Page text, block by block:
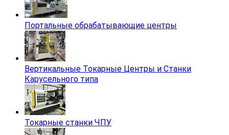
Портальные обрабатывающие центры
Вертикальные Токарные Центры и Станки
Карусельного типа
Токарные станки ЧПУ